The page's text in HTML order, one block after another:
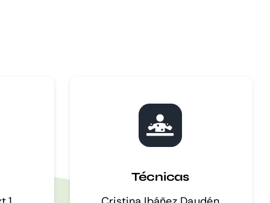
Técnicas